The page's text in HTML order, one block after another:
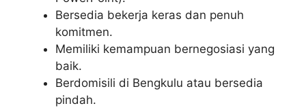
Bersedia bekerja keras dan penuh
komitmen.
Memiliki kemampuan bernegosiasi yang
baik.
Berdomisili di Bengkulu atau bersedia
pindah.